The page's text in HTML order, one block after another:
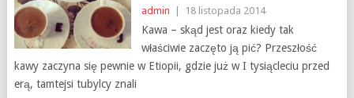
admin 18 listopada 2014
Kawa – skąd jest oraz kiedy tak
właściwie zaczęto ją pić? Przeszłość
kawy zaczyna się pewnie w Etiopii, gdzie już w I tysiącleciu przed
erą, tamtejsi tubylcy znali